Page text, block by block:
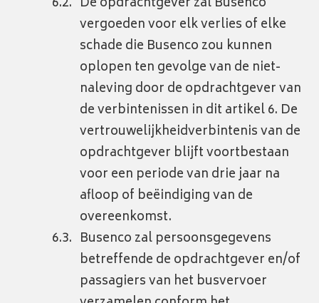
vergoeden voor elk verlies of elke
schade die Busenco zou kunnen
oplopen ten gevolge van de niet-
naleving door de opdrachtgever van
de verbintenissen in dit artikel 6. De
vertrouwelijkheidverbintenis van de
opdrachtgever blijft voortbestaan
voor een periode van drie jaar na
afloop of beëindiging van de
overeenkomst.
Busenco zal persoonsgegevens
betreffende de opdrachtgever en/of
passagiers van het busvervoer